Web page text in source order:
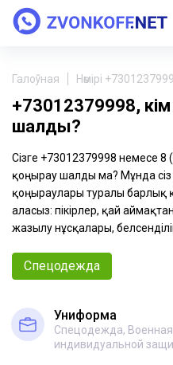
Галоўная Нөмірі
+73012379998, кім
шалды?
Сізге +73012379998 немесе 8
қоңырау шалды ма? Мұнда сіз
қоңыраулары туралы барлық
аласыз: пікірлер, қай
жазылу нұсқалары,
Спецодежда
Униформа
Спецодежда,
индивидуальной